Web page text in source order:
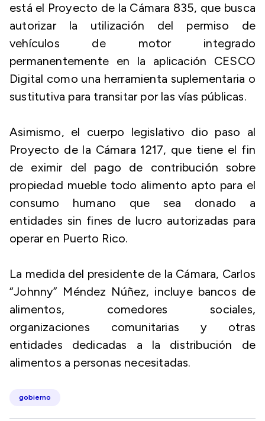
está el Proyecto de la Cámara 835, que busca
autorizar la utilización del permiso de
vehículos de motor integrado
permanentemente en la aplicación CESCO
Digital como una herramienta suplementaria o
sustitutiva para transitar por las vías públicas.
Asimismo, el cuerpo legislativo dio paso al
Proyecto de la Cámara 1217, que tiene el fin
de eximir del pago de contribución sobre
propiedad mueble todo alimento apto para el
consumo humano que sea donado a
entidades sin fines de lucro autorizadas para
operar en Puerto Rico.
La medida del presidente de la Cámara, Carlos
“Johnny” Méndez Núñez, incluye bancos de
alimentos, comedores sociales,
organizaciones comunitarias y otras
entidades dedicadas a la distribución de
alimentos a personas necesitadas.
gobierno